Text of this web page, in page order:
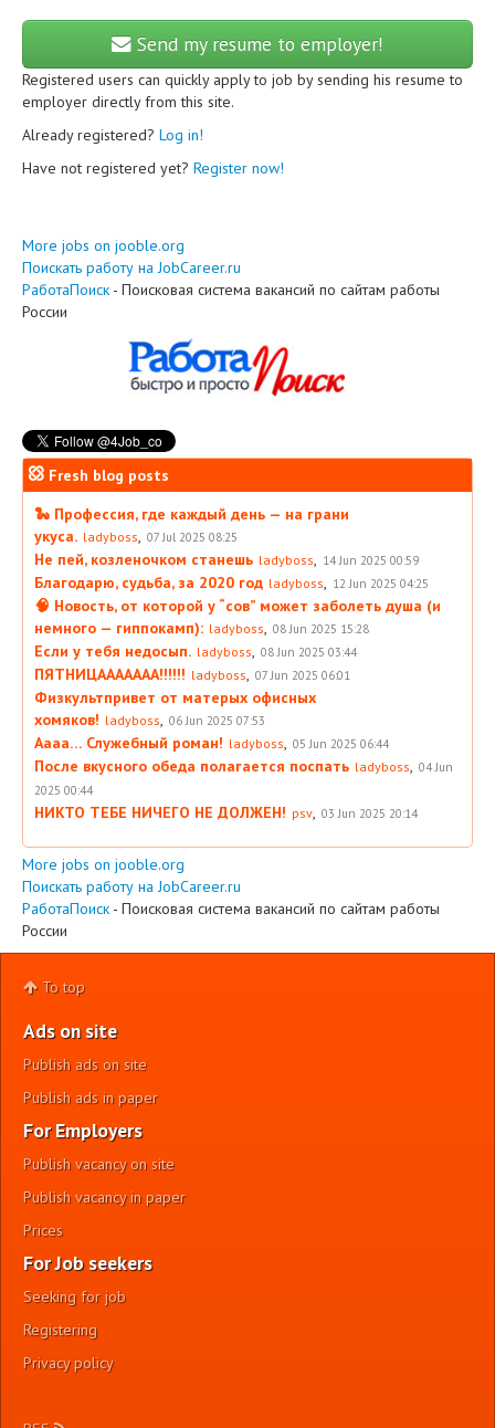
Send my resume to employer!
Registered users can quickly apply to job by sending his resume to
employer directly from this site.
Already registered? Log in!
Have not registered yet? Register now!
More jobs on jooble.org
Поискать работу на JobCareer.ru
РаботаПоиск - Поисковая система вакансий по сайтам работы
России
Fresh blog posts
🐍 Профессия, где каждый день — на грани
укуса. ladyboss 07 Jul 2025 08:25
Не пей, козленочком станешь ladyboss 14 Jun 2025 00:59
Благодарю, судьба, за 2020 год ladyboss 12 Jun 2025 04:25
🧠 Новость, от которой у “сов” может заболеть душа (и
немного — гиппокамп): ladyboss 08 Jun 2025 15:28
Если у тебя недосып. ladyboss 08 Jun 2025 03:44
ПЯТНИЦААААААА!!!!!! ladyboss 07 Jun 2025 06:01
Физкультпривет от матерых офисных
хомяков! ladyboss 06 Jun 2025 07:53
Аааа… Служебный роман! ladyboss 05 Jun 2025 06:44
После вкусного обеда полагается поспать ladyboss
04 Jun
2025 00:44
НИКТО ТЕБЕ НИЧЕГО НЕ ДОЛЖЕН! psv 03 Jun 2025 20:14
More jobs on jooble.org
Поискать работу на JobCareer.ru
РаботаПоиск - Поисковая система вакансий по сайтам работы
России
To top
Ads on site
Publish ads on site
Publish ads in paper
For Employers
Publish vacancy on site
Publish vacancy in paper
Prices
For Job seekers
Seeking for job
Registering
Privacy policy